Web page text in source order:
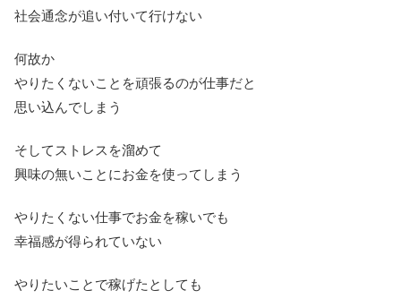
社会通念が追い付いて行けない
何故か
やりたくないことを頑張るのが仕事だと
思い込んでしまう
そしてストレスを溜めて
興味の無いことにお金を使ってしまう
やりたくない仕事でお金を稼いでも
幸福感が得られていない
やりたいことで稼げたとしても